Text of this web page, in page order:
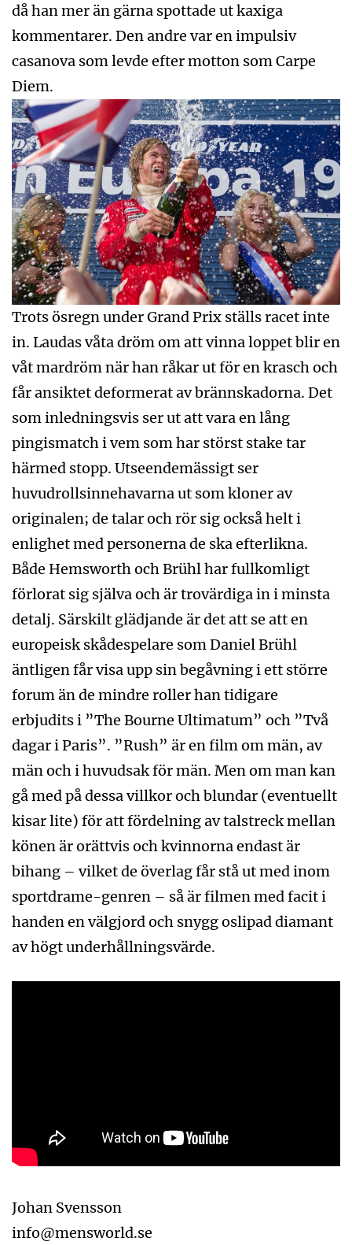
då han mer än gärna spottade ut kaxiga
kommentarer. Den andre var en impulsiv
casanova som levde efter motton som Carpe
Diem.
Trots ösregn under Grand Prix ställs racet inte
in. Laudas våta dröm om att vinna loppet blir en
våt mardröm när han råkar ut för en krasch och
får ansiktet deformerat av brännskadorna. Det
som inledningsvis ser ut att vara en lång
pingismatch i vem som har störst stake tar
härmed stopp. Utseendemässigt ser
huvudrollsinnehavarna ut som kloner av
originalen; de talar och rör sig också helt i
enlighet med personerna de ska efterlikna.
Både Hemsworth och Brühl har fullkomligt
förlorat sig själva och är trovärdiga in i minsta
detalj. Särskilt glädjande är det att se att en
europeisk skådespelare som Daniel Brühl
äntligen får visa upp sin begåvning i ett större
forum än de mindre roller han tidigare
erbjudits i ”The Bourne Ultimatum” och ”Två
dagar i Paris”. ”Rush” är en film om män, av
män och i huvudsak för män. Men om man kan
gå med på dessa villkor och blundar (eventuellt
kisar lite) för att fördelning av talstreck mellan
könen är orättvis och kvinnorna endast är
bihang – vilket de överlag får stå ut med inom
sportdrame-genren – så är filmen med facit i
handen en välgjord och snygg oslipad diamant
av högt underhållningsvärde.
Johan Svensson
info@mensworld.se